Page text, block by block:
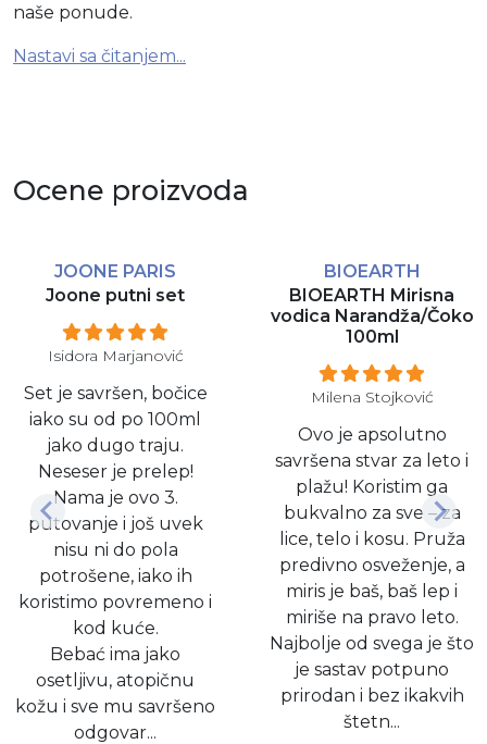
naše ponude.
Nastavi sa čitanjem...
Ocene proizvoda
JOONE PARIS
Joone putni set
Isidora Marjanović
Set je savršen, bočice
iako su od po 100ml
jako dugo traju.
Neseser je prelep!
Nama je ovo 3.
putovanje i još uvek
nisu ni do pola
potrošene, iako ih
koristimo povremeno i
kod kuće.
Bebać ima jako
osetljivu, atopičnu
kožu i sve mu savršeno
odgovar...
BIOEARTH
BIOEARTH Mirisna
vodica Narandža/Čoko
100ml
Milena Stojković
​Ovo je apsolutno
savršena stvar za leto i
plažu! Koristim ga
bukvalno za sve – za
lice, telo i kosu. Pruža
predivno osveženje, a
miris je baš, baš lep i
miriše na pravo leto.
​Najbolje od svega je što
je sastav potpuno
prirodan i bez ikakvih
štetn...